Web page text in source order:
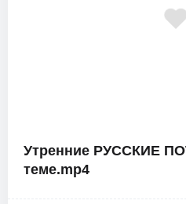
Утренние РУССКИЕ
теме.mp4